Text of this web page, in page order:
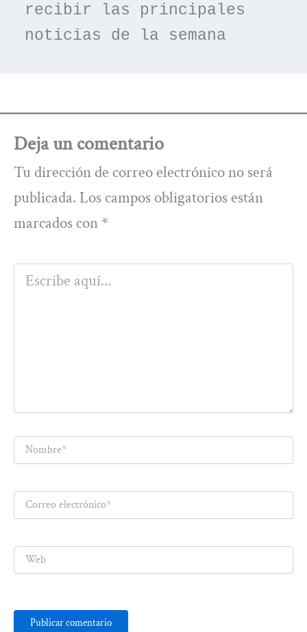
recibir las principales
noticias de la semana
Deja un comentario
Tu dirección de correo electrónico no será
publicada. Los campos obligatorios están
marcados con *
Escribe
aquí...
Nombre*
Correo
electrónico*
Web